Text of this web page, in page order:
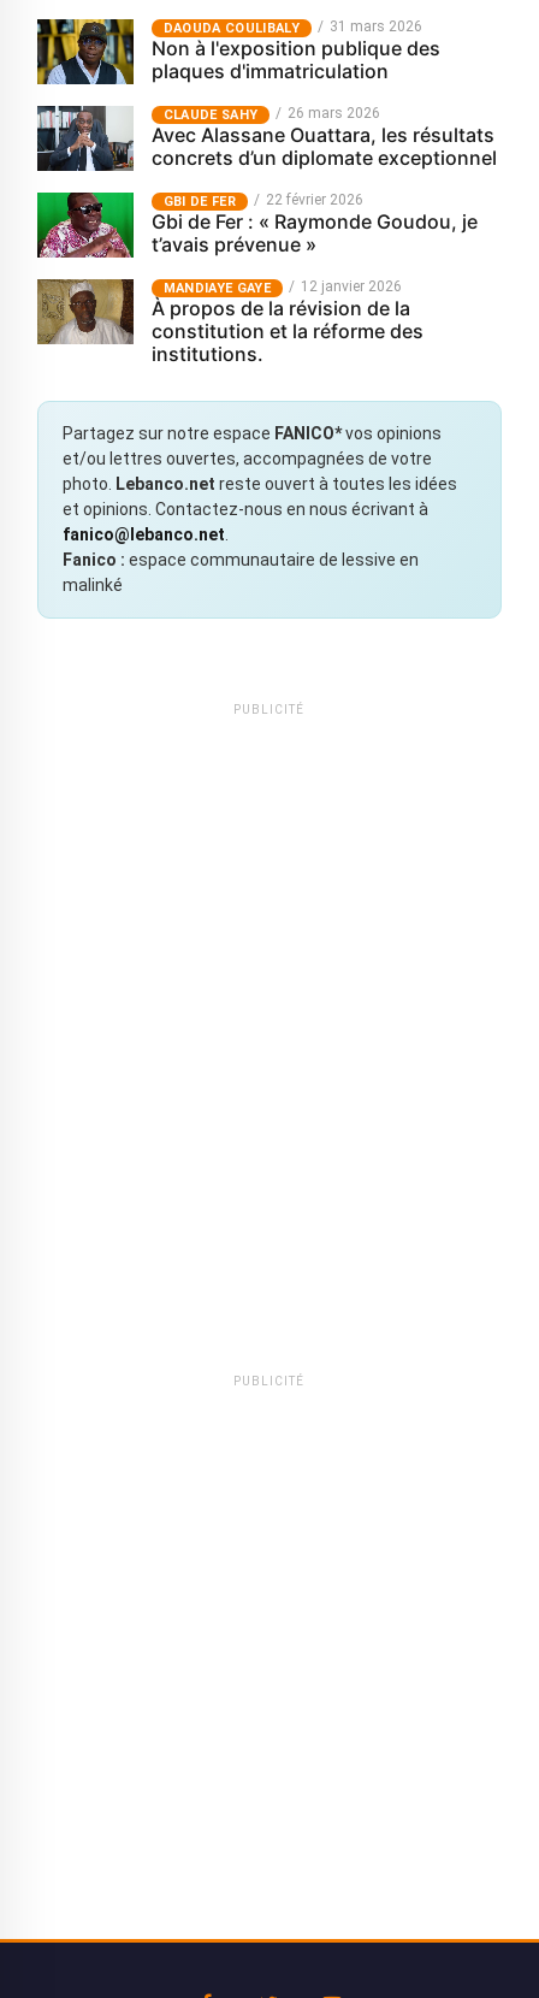
‎DAOUDA COULIBALY 31 mars 2026
Non à l'exposition publique des
plaques d'immatriculation
CLAUDE SAHY 26 mars 2026
Avec Alassane Ouattara, les résultats
concrets d’un diplomate exceptionnel
GBI DE FER 22 février 2026
Gbi de Fer : « Raymonde Goudou, je
t’avais prévenue »
MANDIAYE GAYE 12 janvier 2026
À propos de la révision de la
constitution et la réforme des
institutions.
Partagez sur notre espace FANICO*vos opinions
et/ou lettres ouvertes, accompagnées de votre
photo.
Lebanco.net reste ouvert à toutes les idées
et opinions. Contactez-nous en nous écrivant à
fanico@lebanco.net
Fanico : espace communautaire de lessive en
malinké
PUBLICITÉ
PUBLICITÉ